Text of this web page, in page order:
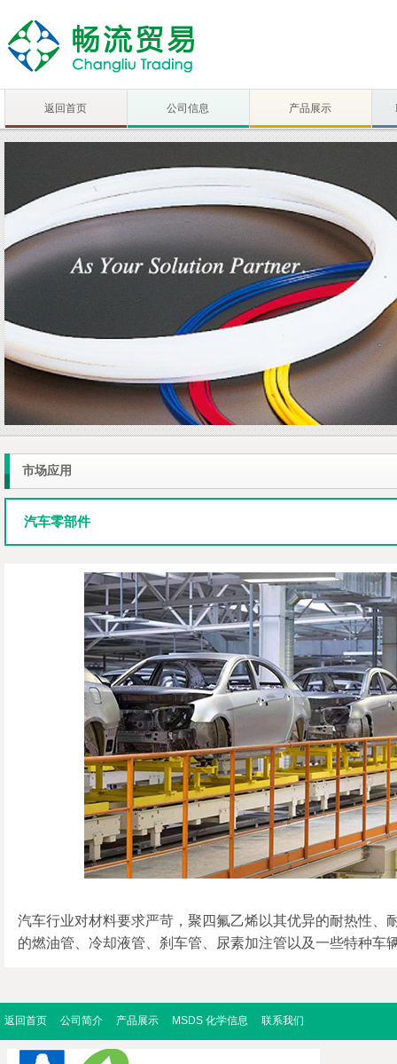
返回首页 公司信息 产品展示
市场应用
汽车零部件
汽车行业对材料要求严苛，聚四氟乙烯以其优异的耐热性、
的燃油管、冷却液管、刹车管、尿素加注管以及一些特种车
返回首页 公司简介 产品展示 MSDS 化学信息 联系我们